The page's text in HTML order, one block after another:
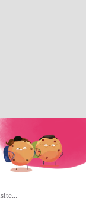
Miyuki perles et
Preciosa